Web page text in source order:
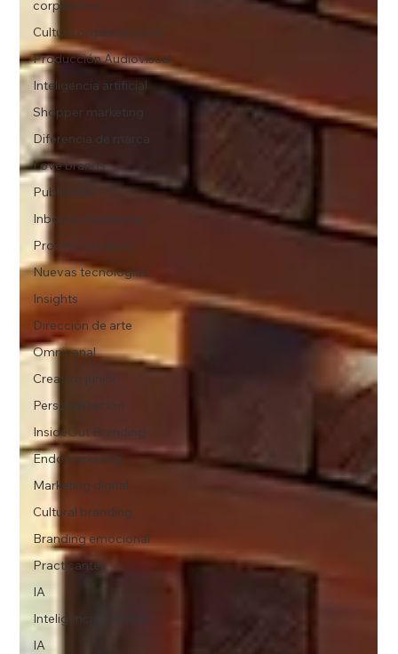
corporativa
Cultura organizacional
Producción Audiovisual
Inteligencia artificial
Shopper marketing
Diferencia de marca
Love brands
Publicidad
Inbound marketing
Proceso creativo
Nuevas tecnologías
Insights
Dirección de arte
Omnicanal
Creativo junior
Personalización
InsideOut Branding
Endomarketing
Marketing digital
Cultural branding
Branding emocional
Practicantes
IA
Inteligencia artificial
IA